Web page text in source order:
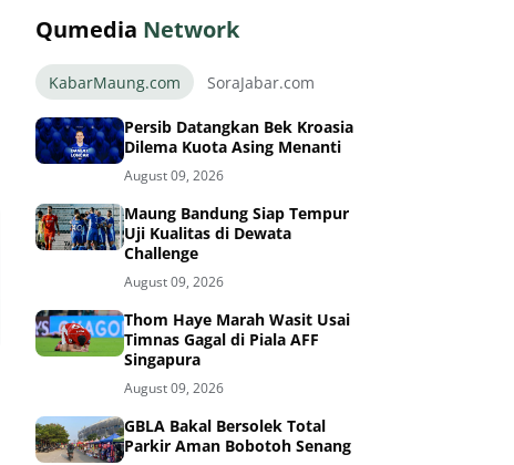
Qumedia Network
KabarMaung.com SoraJabar.com
Persib Datangkan Bek Kroasia
Dilema Kuota Asing Menanti
August 09, 2026
Maung Bandung Siap Tempur
Uji Kualitas di Dewata
Challenge
August 09, 2026
Thom Haye Marah Wasit Usai
Timnas Gagal di Piala AFF
Singapura
August 09, 2026
GBLA Bakal Bersolek Total
Parkir Aman Bobotoh Senang